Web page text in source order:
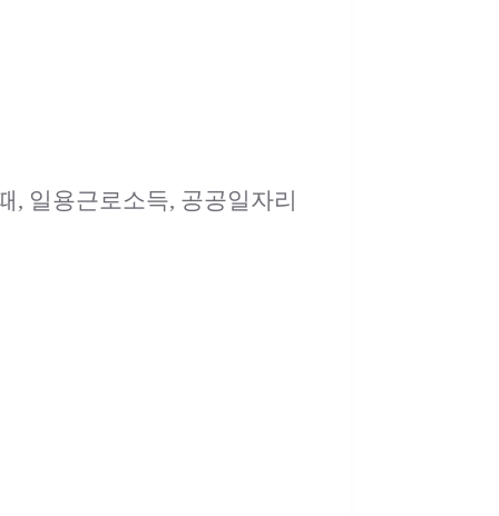
, 일용근로소득, 공공일자리